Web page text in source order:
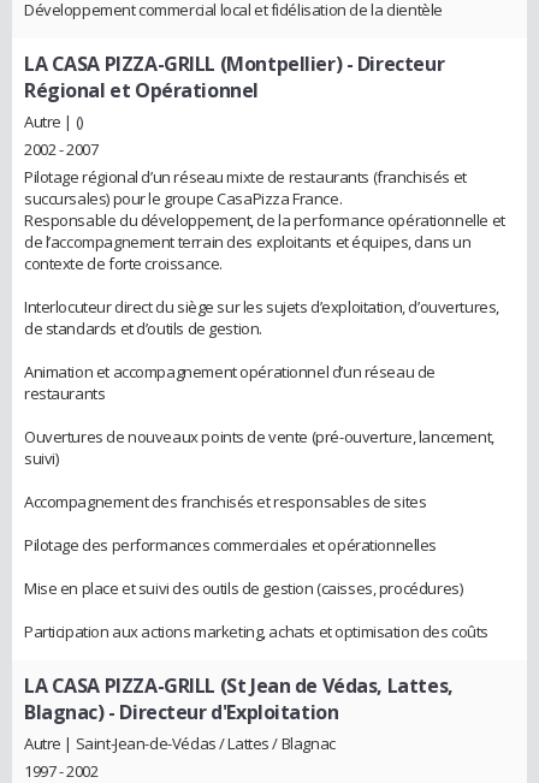
Développement commercial local et fidélisation de la clientèle
LA CASA PIZZA-GRILL (Montpellier)- Directeur
Régional et Opérationnel
Autre | ()
2002 - 2007
Pilotage régional d’un réseau mixte de restaurants (franchisés et
succursales) pour le groupe CasaPizza France.
Responsable du développement, de la performance opérationnelle et
de l’accompagnement terrain des exploitants et équipes, dans un
contexte de forte croissance.
Interlocuteur direct du siège sur les sujets d’exploitation, d’ouvertures,
de standards et d’outils de gestion.
Animation et accompagnement opérationnel d’un réseau de
restaurants
Ouvertures de nouveaux points de vente (pré-ouverture, lancement,
suivi)
Accompagnement des franchisés et responsables de sites
Pilotage des performances commerciales et opérationnelles
Mise en place et suivi des outils de gestion (caisses, procédures)
Participation aux actions marketing, achats et optimisation des coûts
LA CASA PIZZA-GRILL (St Jean de Védas, Lattes,
Blagnac)- Directeur d'Exploitation
Autre | Saint-Jean-de-Védas / Lattes / Blagnac
1997 - 2002